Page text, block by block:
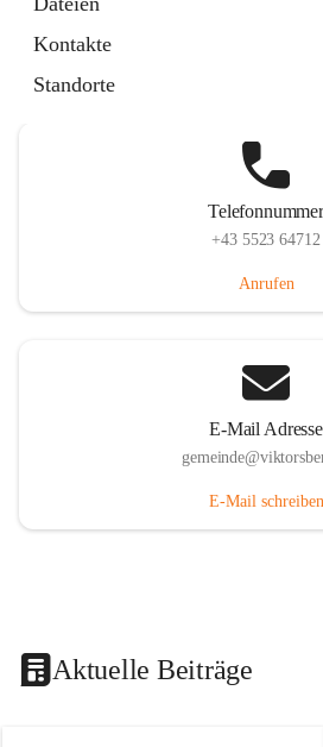
Kontakte
Standorte
Telefonnummer
+43 5523 64712
Anrufen
E-Mail Adresse
E-Mail schreiben
Aktuelle Beiträge